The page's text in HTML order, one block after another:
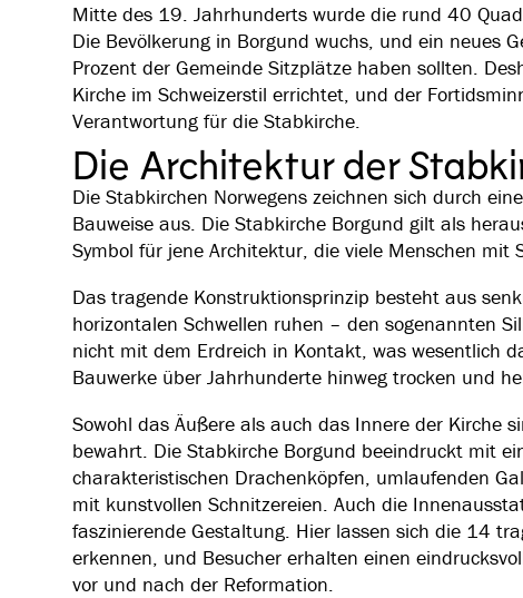
Mitte des 19. Jahrhunderts wurde die rund 40
Die Bevölkerung in Borgund wuchs, und ein neues
Prozent der Gemeinde Sitzplätze haben sollten.
Kirche im Schweizerstil errichtet, und der
Verantwortung für die Stabkirche.
Die Architektur der
Die Stabkirchen Norwegens zeichnen sich durch
Bauweise aus. Die Stabkirche Borgund gilt als
Symbol für jene Architektur, die viele Menschen mit
Das tragende Konstruktionsprinzip besteht aus
horizontalen Schwellen ruhen – den sogenannten
nicht mit dem Erdreich in Kontakt, was wesentlich
Bauwerke über Jahrhunderte hinweg trocken und
Sowohl das Äußere als auch das Innere der Kirche
bewahrt. Die Stabkirche Borgund beeindruckt mit
charakteristischen Drachenköpfen, umlaufenden
mit kunstvollen Schnitzereien. Auch die
faszinierende Gestaltung. Hier lassen sich die 14
erkennen, und Besucher erhalten einen
vor und nach der Reformation.